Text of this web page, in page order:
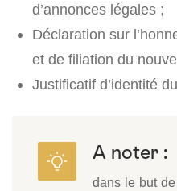
d’annonces légales ;
Déclaration sur
et de filiation du
Justificatif d’identité
A noter :
dans le but